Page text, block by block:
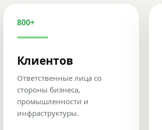
800+
Клиентов
Ответственные лица со
стороны бизнеса,
промышленности и
инфраструктуры.